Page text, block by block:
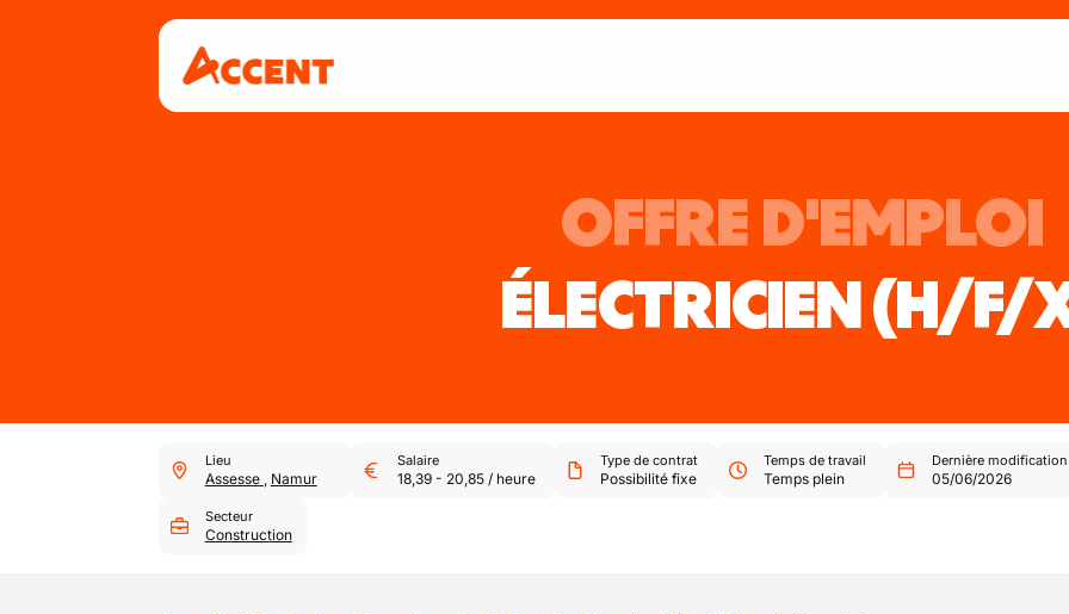
OFFRE D'EMPLOI
ÉLECTRICIEN(H/F/
Lieu
Assesse , Namur
Salaire
18,39- 20,85/ heure
Type de contrat
Possibilité fixe
Temps de travail
Temps plein
Dernière modification
05/06/2026
Secteur
Construction